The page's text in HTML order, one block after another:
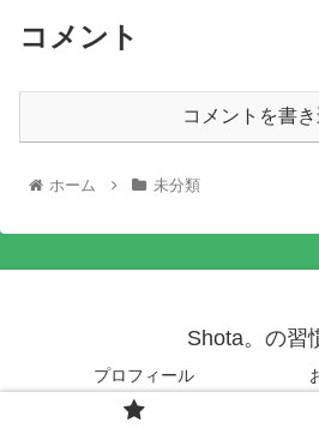
コメント
コメントを書
ホーム 未分類
Shota。の習
プロフィール